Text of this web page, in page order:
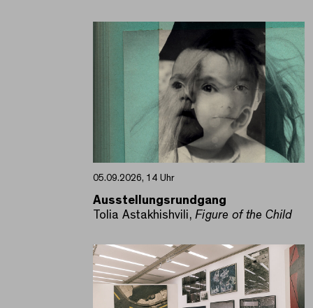
05.09.2026, 14 Uhr
Ausstellungsrundgang
Tolia Astakhishvili, Figure of the Child